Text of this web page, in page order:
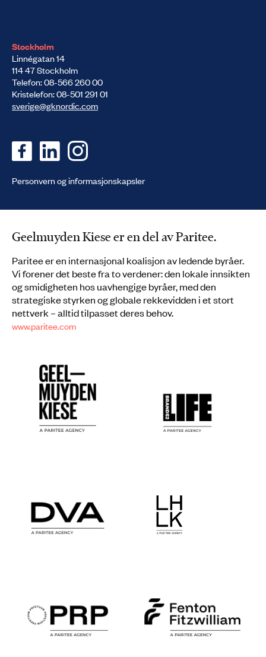
Stockholm
Linnégatan 14
114 47 Stockholm
Telefon: 08-566 260 00
Kristelefon: 08-501 291 01
sverige@gknordic.com
Personvern og informasjons­kapsler
Geelmuyden Kiese er en del av Paritee.
Paritee er en internasjonal koalisjon av ledende byråer.
Vi forener det beste fra to verdener: den lokale innsikten
og smidigheten hos uavhengige byråer, med den
strategiske styrken og globale rekkevidden i et stort
nettverk – alltid tilpasset deres behov.
www.paritee.com